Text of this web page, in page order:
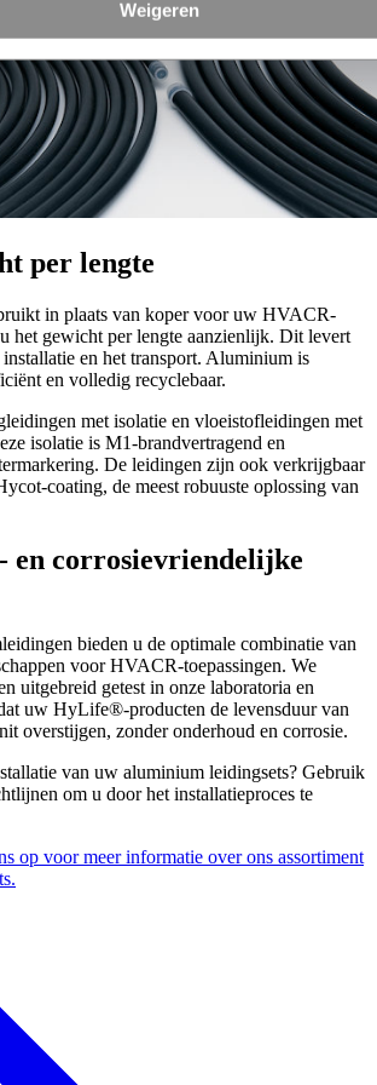
Weigeren
per lengte
in plaats van koper voor uw HVACR-
het gewicht per lengte aanzienlijk. Dit levert
en het transport. Aluminium is
en volledig recyclebaar.
met isolatie en vloeistofleidingen met
isolatie is M1-brandvertragend en
De leidingen zijn ook verkrijgbaar
coating, de meest robuuste oplossing van
en corrosievriendelijke
bieden u de optimale combinatie van
voor HVACR-toepassingen. We
uitgebreid getest in onze laboratoria en
uw HyLife®-producten de levensduur van
overstijgen, zonder onderhoud en corrosie.
van uw aluminium leidingsets? Gebruik
om u door het installatieproces te
op voor meer informatie over ons assortiment